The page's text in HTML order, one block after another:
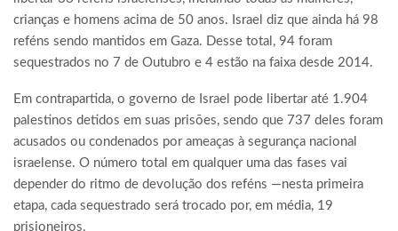
crianças e homens acima de 50 anos. Israel diz que ainda há 98
reféns sendo mantidos em Gaza. Desse total, 94 foram
sequestrados no 7 de Outubro e 4 estão na faixa desde 2014.
Em contrapartida, o governo de Israel pode libertar até 1.904
palestinos detidos em suas prisões, sendo que 737 deles foram
acusados ou condenados por ameaças à segurança nacional
israelense. O número total em qualquer uma das fases vai
depender do ritmo de devolução dos reféns —nesta primeira
etapa, cada sequestrado será trocado por, em média, 19
prisioneiros.